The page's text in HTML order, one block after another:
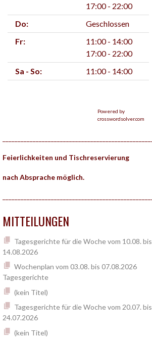
17:00 - 22:00
Do:
Geschlossen
Fr:
11:00 - 14:00
17:00 - 22:00
Sa - So:
11:00 - 14:00
Powered by
crosswordsolver.com
Feierlichkeiten und Tischreservierung
nach Absprache möglich.
MITTEILUNGEN
Tagesgerichte für die Woche vom 10.08. bis
14.08.2026
Wochenplan vom 03.08. bis 07.08.2026
Tagesgerichte
(kein Titel)
Tagesgerichte für die Woche vom 20.07. bis
24.07.2026
(kein Titel)